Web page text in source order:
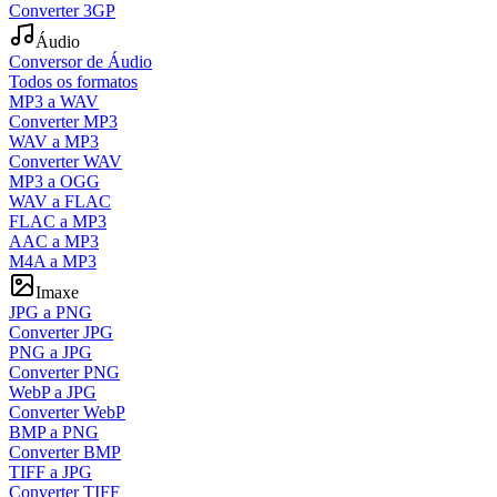
Converter 3GP
Áudio
Conversor de Áudio
Todos os formatos
MP3 a WAV
Converter MP3
WAV a MP3
Converter WAV
MP3 a OGG
WAV a FLAC
FLAC a MP3
AAC a MP3
M4A a MP3
Imaxe
JPG a PNG
Converter JPG
PNG a JPG
Converter PNG
WebP a JPG
Converter WebP
BMP a PNG
Converter BMP
TIFF a JPG
Converter TIFF